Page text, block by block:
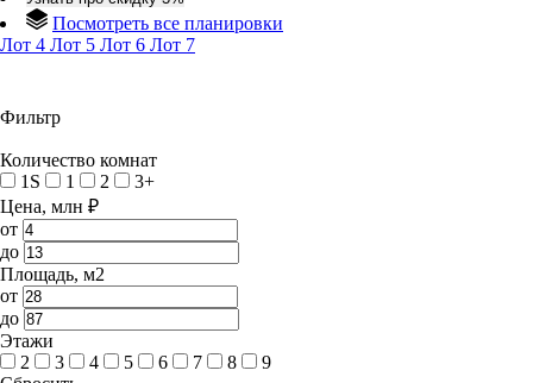
Посмотреть все планировки
Лот 4 Лот 5 Лот 6 Лот 7
Фильтр
Количество комнат
1S
1 2
3+
Цена, млн ₽
от
до
Площадь, м2
от
до
Этажи
2
3 4 5 6 7 8
9